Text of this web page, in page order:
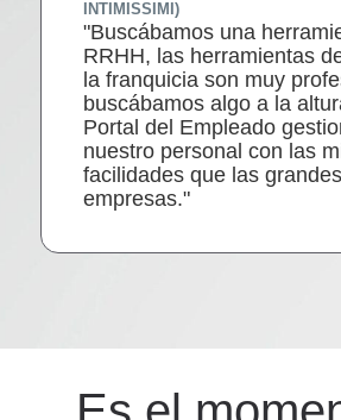
INTIMISSIMI)
"Buscábamos una
RRHH, las herramientas
la franquicia son muy
buscábamos algo a la
Portal del Empleado
nuestro personal con las
facilidades que las grandes
empresas."